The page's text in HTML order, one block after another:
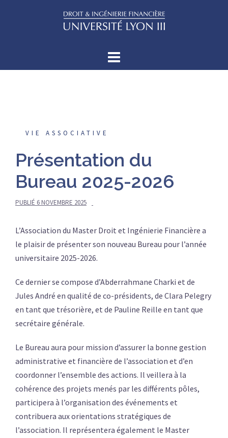
VIE ASSOCIATIVE
Présentation du
Bureau 2025-2026
PUBLIÉ 6 NOVEMBRE 2025
L’Association du Master Droit et Ingénierie Financière a
le plaisir de présenter son nouveau Bureau pour l’année
universitaire 2025-2026.
Ce dernier se compose d’Abderrahmane Charki et de
Jules André en qualité de co-présidents, de Clara Pelegry
en tant que trésorière, et de Pauline Reille en tant que
secrétaire générale.
Le Bureau aura pour mission d’assurer la bonne gestion
administrative et financière de l’association et d’en
coordonner l’ensemble des actions. Il veillera à la
cohérence des projets menés par les différents pôles,
participera à l’organisation des événements et
contribuera aux orientations stratégiques de
l’association. Il représentera également le Master